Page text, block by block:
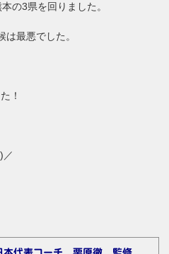
の3県を回りました。
は最悪でした。
！
／